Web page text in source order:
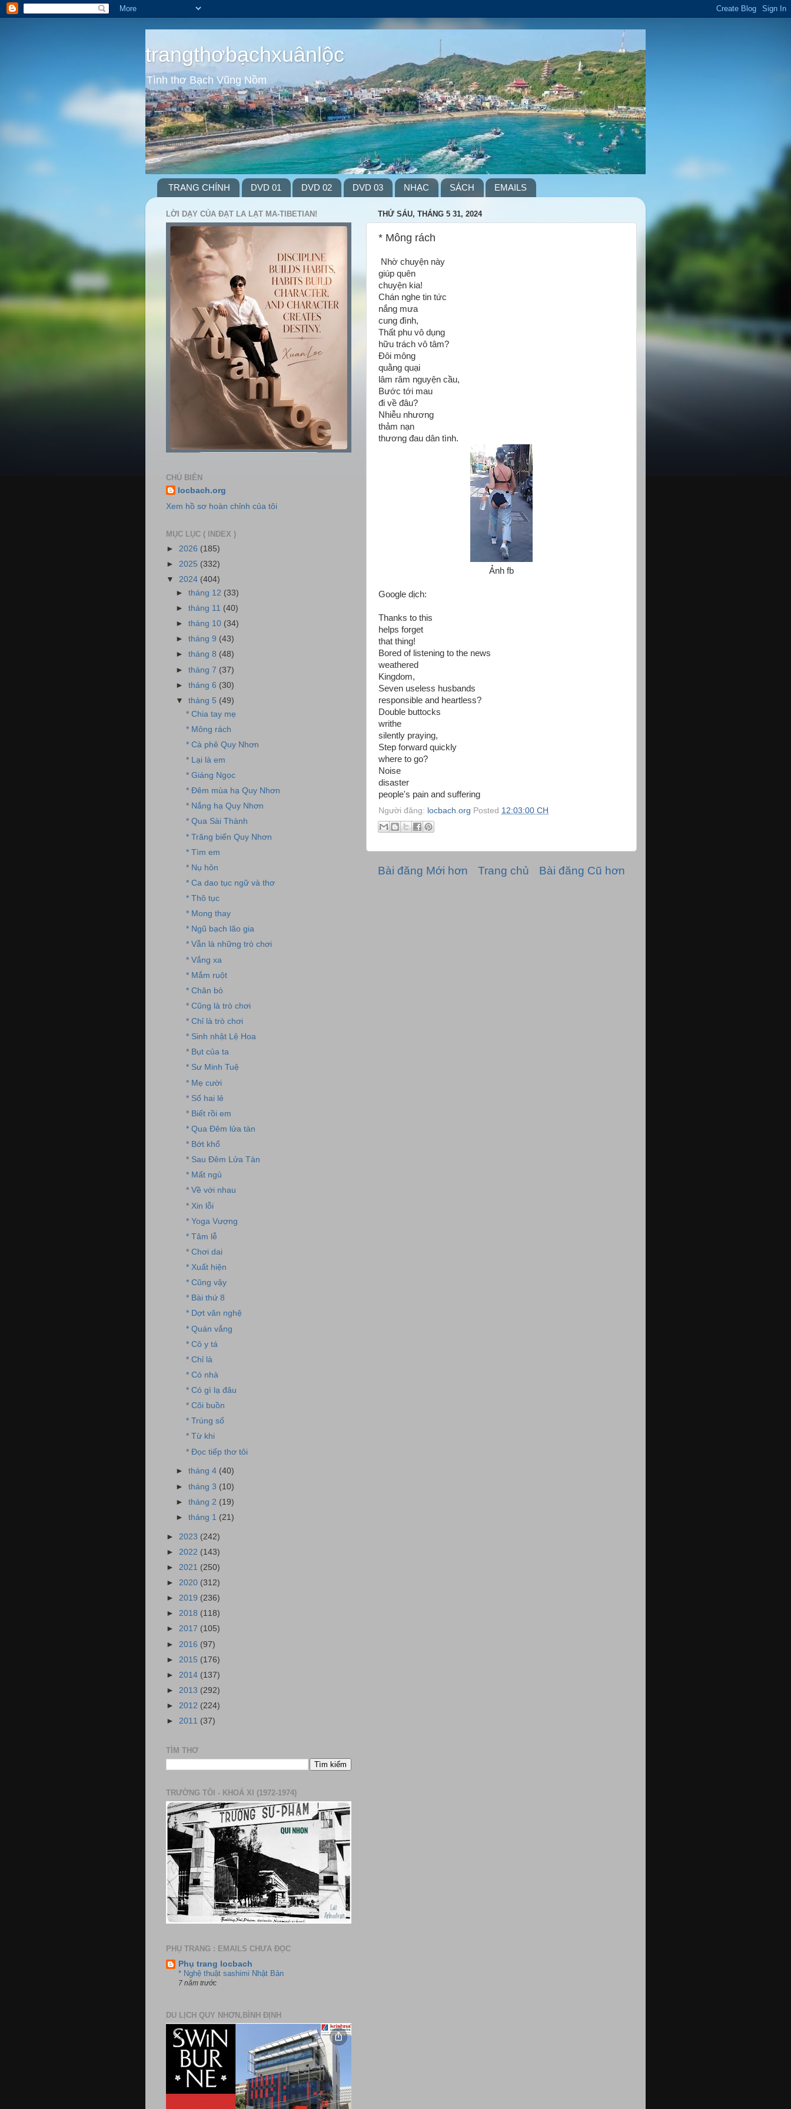
trangthơbạchxuânlộc
Tình thơ Bạch Vũng Nồm
TRANG CHÍNH DVD 01 DVD 02 DVD 03 NHẠC SÁCH EMAILS
THỨ SÁU, THÁNG 5 31, 2024
* Mông rách
Nhờ chuyện này
giúp quên
chuyện kia!
Chán nghe tin tức
nắng mưa
cung đình,
Thất phu vô dụng
hữu trách vô tâm?
Đôi mông
quằng quại
lâm râm nguyện cầu,
Bước tới mau
đi về đâu?
Nhiễu nhương
thảm nạn
thương đau dân tình.
Ảnh fb
Google dịch:
Thanks to this
helps forget
that thing!
Bored of listening to the news
weathered
Kingdom,
Seven useless husbands
responsible and heartless?
Double buttocks
writhe
silently praying,
Step forward quickly
where to go?
Noise
disaster
people's pain and suffering
Người đăng: locbach.org Posted 12:03:00 CH
Bài đăng Mới hơn Bài đăng Cũ hơn
Trang chủ
LỜI DẠY CỦA ĐẠT LA LẠT MA-TIBETIAN!
CHỦ BIÊN
locbach.org
Xem hồ sơ hoàn chỉnh của tôi
MỤC LỤC ( INDEX )
► 2026 (185)
► 2025 (332)
▼ 2024 (404)
►tháng 12 (33)
►tháng 11 (40)
►tháng 10 (34)
►tháng 9 (43)
►tháng 8 (48)
►tháng 7 (37)
►tháng 6 (30)
▼tháng 5 (49)
* Chia tay mẹ
* Mông rách
* Cà phê Quy Nhơn
* Lại là em
* Giáng Ngọc
* Đêm mùa hạ Quy Nhơn
* Nắng hạ Quy Nhơn
* Qua Sài Thành
* Trăng biển Quy Nhơn
* Tìm em
* Nụ hôn
* Ca dao tục ngữ và thơ
* Thô tục
* Mong thay
* Ngũ bạch lão gia
* Vẫn là những trò chơi
* Vắng xa
* Mắm ruột
* Chăn bò
* Cũng là trò chơi
* Chỉ là trò chơi
* Sinh nhật Lệ Hoa
* Bụt của ta
* Sư Minh Tuệ
* Mẹ cười
* Số hai lẻ
* Biết rồi em
* Qua Đêm lửa tàn
* Bớt khổ
* Sau Đêm Lửa Tàn
* Mất ngủ
* Về với nhau
* Xin lỗi
* Yoga Vượng
* Tâm lễ
* Chơi dai
* Xuất hiện
* Cũng vậy
* Bài thứ 8
* Dợt văn nghệ
* Quán vắng
* Cô y tá
* Chỉ là
* Có nhà
* Có gì lạ đâu
* Cõi buồn
* Trúng số
* Từ khi
* Đọc tiếp thơ tôi
►tháng 4 (40)
►tháng 3 (10)
►tháng 2 (19)
►tháng 1 (21)
► 2023 (242)
► 2022 (143)
► 2021 (250)
► 2020 (312)
► 2019 (236)
► 2018 (118)
► 2017 (105)
► 2016 (97)
► 2015 (176)
► 2014 (137)
► 2013 (292)
► 2012 (224)
► 2011 (37)
TÌM THƠ
TRƯỜNG TÔI - KHOÁ XI (1972-1974)
PHỤ TRANG : EMAILS CHƯA ĐỌC
Phụ trang locbach
* Nghệ thuật sashimi Nhật Bản
7 năm trước
DU LỊCH QUY NHƠN,BÌNH ĐỊNH